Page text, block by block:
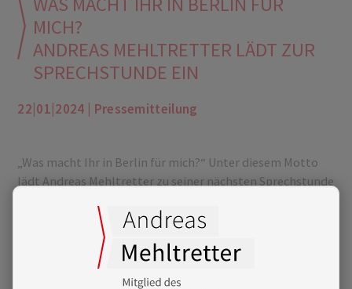
MICH?
ANDREAS MEHLTRETTER LÄDT ZUR
SPRECHSTUNDE EIN
22|01|2024 | Pressemitteilung
„Was macht Ihr in Berlin für mich?“ Unter diesem Motto
lädt Andreas Mehltretter zu seiner nächsten Sprechstunde
sprechen, wie unsere Politik wirkt. Ich bin gespannt auf die
Anliegen, Fragen und Vorschläge, die für meine Arbeit
immer wertvoll sind. Ich will aber auch erklären, warum
wir mehr Erneuerbare Energien brauchen und wie die